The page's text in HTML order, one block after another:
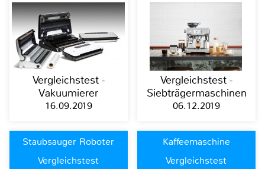
Vergleichstest -
Vakuumierer
16.09.2019
Vergleichstest -
Siebträgermaschinen
06.12.2019
Staubsauger Roboter
Vergleichstest
Kaffeemaschine
Vergleichstest